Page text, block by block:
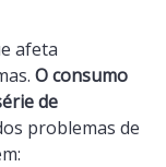
afeta
O consumo
de
problemas de